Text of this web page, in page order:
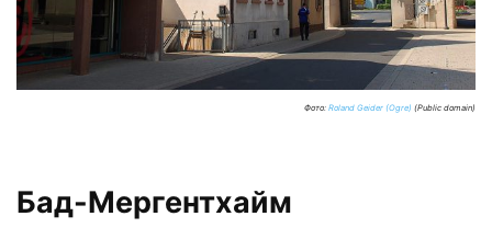
Фото: Roland Geider (Ogre) (Public domain)
Бад-Мергентхайм